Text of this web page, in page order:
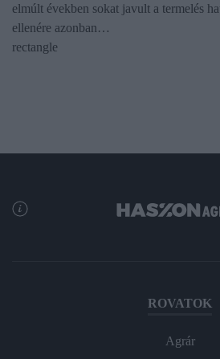
elmúlt években sokat javult a termelés
ellenére azonban…
rectangle
ROVATOK
Agrár